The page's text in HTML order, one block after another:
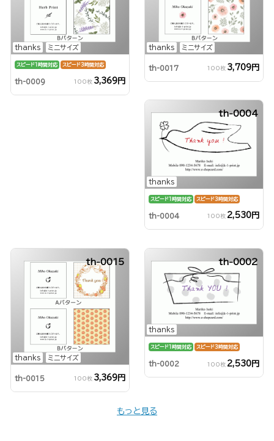
thanks ミニサイズ
スピード1時間対応 スピード3時間対応
th-0009 100枚 3,369円
thanks ミニサイズ
th-0017 100枚 3,709円
thanks
th-0004
スピード1時間対応 スピード3時間対応
th-0004 100枚 2,530円
thanks ミニサイズ
th-0015
th-0015 100枚 3,369円
thanks
th-0002
スピード1時間対応 スピード3時間対応
th-0002 100枚 2,530円
もっと見る